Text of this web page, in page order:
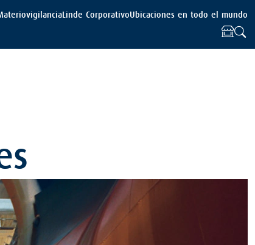
Linde CorporativoUbicaciones en todo el mundo